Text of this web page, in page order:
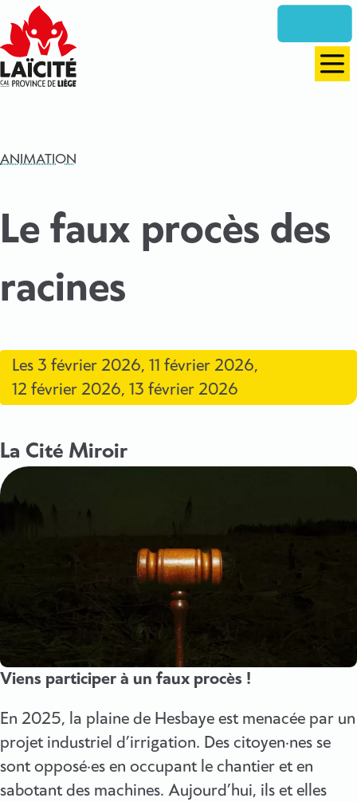
directement
vers
le
contenu
ANIMATION
Le faux procès des
racines
Les 3 février 2026, 11 février 2026,
12 février 2026, 13 février 2026
La Cité Miroir
Viens participer à un faux procès !
En 2025, la plaine de Hesbaye est menacée par un
projet industriel d’irrigation. Des citoyen·nes se
sont opposé·es en occupant le chantier et en
sabotant des machines. Aujourd’hui, ils et elles